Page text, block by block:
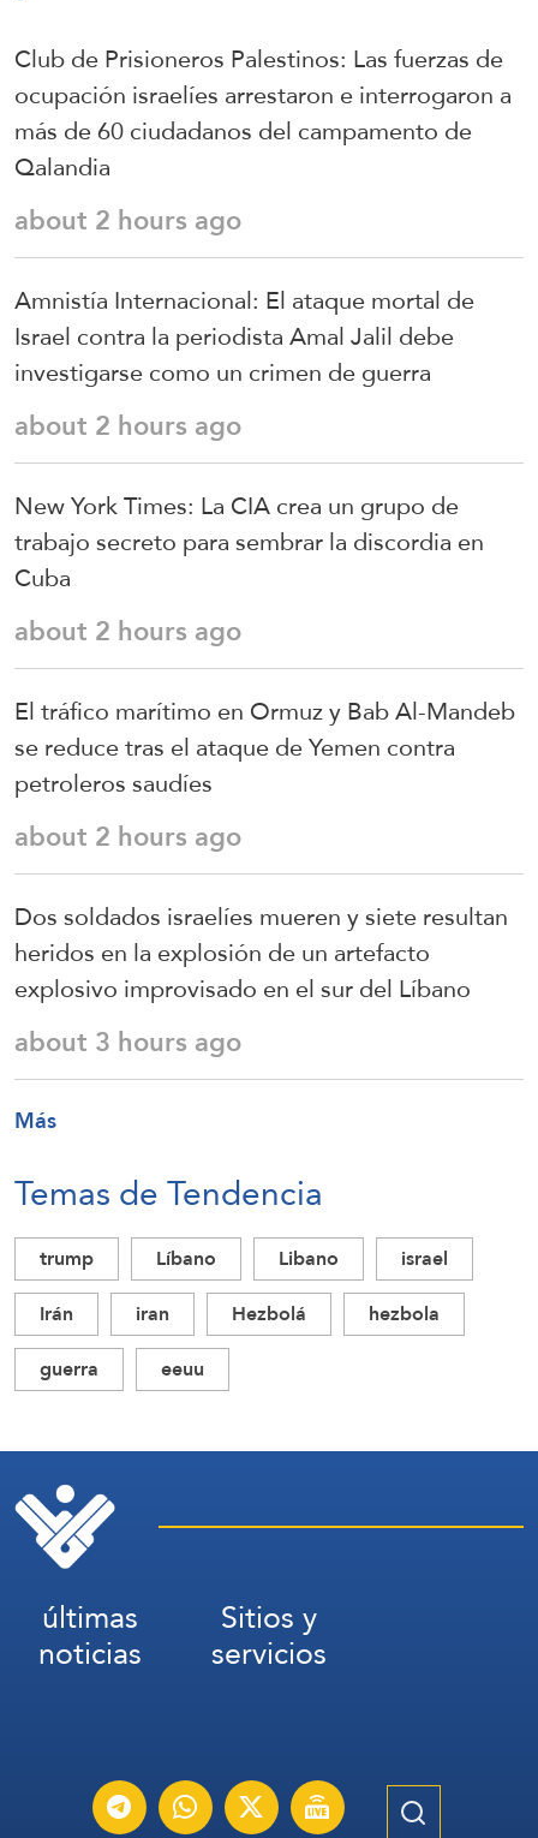
Club de Prisioneros Palestinos: Las fuerzas de
ocupación israelíes arrestaron e interrogaron a
más de 60 ciudadanos del campamento de
Qalandia
about 2 hours ago
Amnistía Internacional: El ataque mortal de
Israel contra la periodista Amal Jalil debe
investigarse como un crimen de guerra
about 2 hours ago
New York Times: La CIA crea un grupo de
trabajo secreto para sembrar la discordia en
Cuba
about 2 hours ago
El tráfico marítimo en Ormuz y Bab Al-Mandeb
se reduce tras el ataque de Yemen contra
petroleros saudíes
about 2 hours ago
Dos soldados israelíes mueren y siete resultan
heridos en la explosión de un artefacto
explosivo improvisado en el sur del Líbano
about 3 hours ago
Más
Temas de Tendencia
trump Líbano Libano
israel
Irán
iran Hezbolá
hezbola
guerra
eeuu
últimas
noticias
Sitios y
servicios